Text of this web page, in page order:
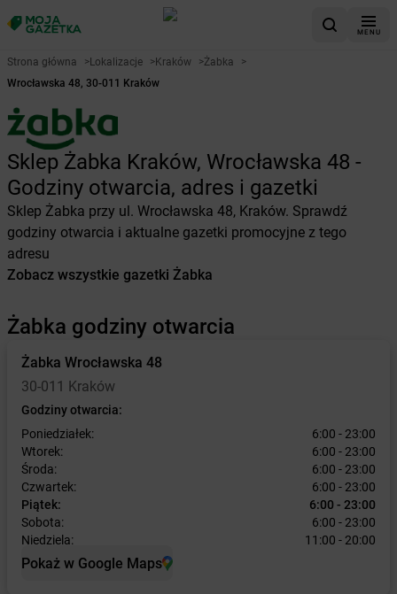
MENU
Strona główna >Lokalizacje >Kraków >Żabka
>
Wrocławska 48, 30-011 Kraków
Sklep Żabka Kraków, Wrocławska 48 -
Godziny otwarcia, adres i gazetki
Sklep Żabka przy ul. Wrocławska 48, Kraków. Sprawdź
godziny otwarcia i aktualne gazetki promocyjne z tego
adresu
Zobacz wszystkie gazetki Żabka
Żabka godziny otwarcia
Żabka Wrocławska 48
30-011 Kraków
Godziny otwarcia:
Poniedziałek:
6:00 - 23:00
Wtorek:
6:00 - 23:00
Środa:
6:00 - 23:00
Czwartek:
6:00 - 23:00
Piątek:
6:00 - 23:00
Sobota:
6:00 - 23:00
Niedziela:
11:00 - 20:00
Pokaż w Google Maps